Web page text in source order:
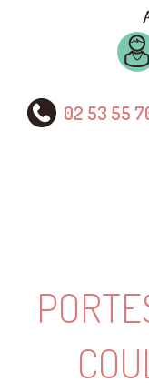
02 53 55